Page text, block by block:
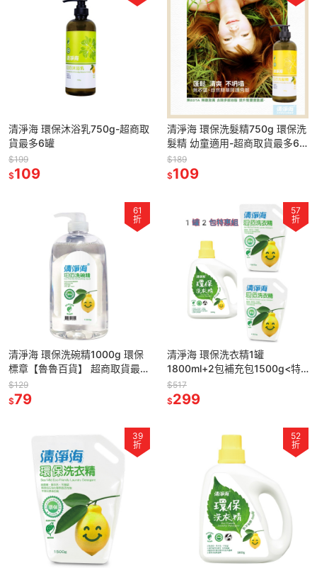
清淨海 環保沐浴乳750g-超商取
貨最多6罐
$199
$109
清淨海 環保洗髮精750g 環保洗
髮精 幼童適用-超商取貨最多6
罐
$189
$109
61
折
清淨海 環保洗碗精1000g 環保
標章【魯魯百貨】 超商取貨最多
四罐
$129
$79
57
折
清淨海 環保洗衣精1罐
1800ml+2包補充包1500g<特
惠組合> 環保標章 台灣製造 超
商取貨最多一組
$517
$299
39
折
52
折